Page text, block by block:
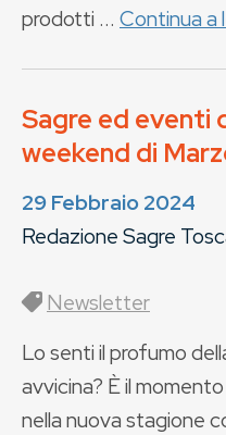
prodotti ... Continua a
Sagre ed eventi
weekend di
29 Febbraio 2024
Redazione Sagre
Newsletter
Lo senti il profumo
avvicina? È il
nella nuova stagione